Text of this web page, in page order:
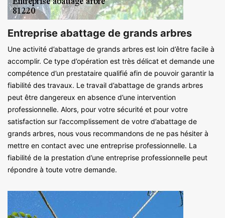
Entreprise abattage de grands arbres
Une activité d’abattage de grands arbres est loin d’être facile à
accomplir. Ce type d’opération est très délicat et demande une
compétence d’un prestataire qualifié afin de pouvoir garantir la
fiabilité des travaux. Le travail d’abattage de grands arbres
peut être dangereux en absence d’une intervention
professionnelle. Alors, pour votre sécurité et pour votre
satisfaction sur l’accomplissement de votre d’abattage de
grands arbres, nous vous recommandons de ne pas hésiter à
mettre en contact avec une entreprise professionnelle. La
fiabilité de la prestation d’une entreprise professionnelle peut
répondre à toute votre demande.